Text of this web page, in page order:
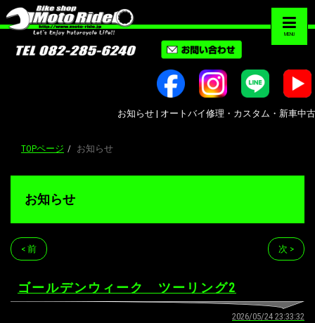
MENU
お知らせ | オートバイ修理・カスタム・新車中
TOPページ お知らせ
お知らせ
< 前 次 >
ゴールデンウィーク ツーリング2
2026/05/24 23:33:32